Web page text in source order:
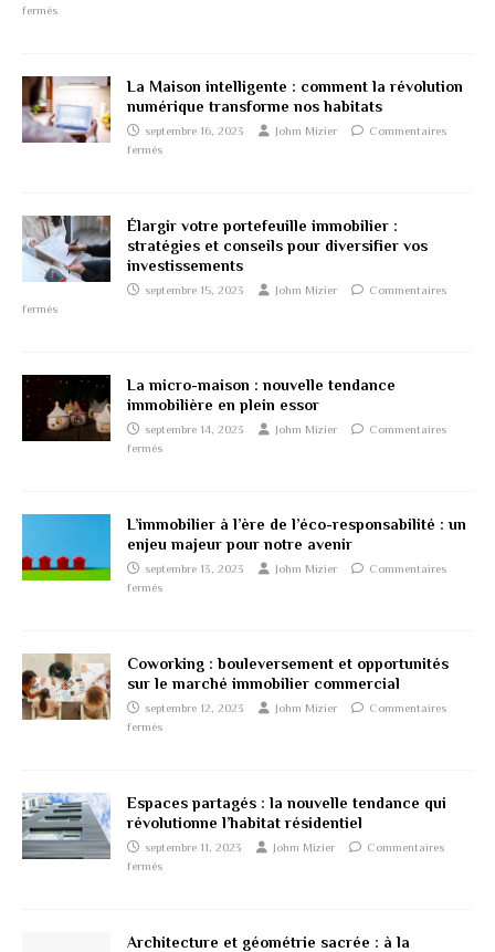
fermés
La Maison intelligente : comment la révolution
numérique transforme nos habitats
septembre 16, 2023 Johm Mizier
Commentaires
fermés
Élargir votre portefeuille immobilier :
stratégies et conseils pour diversifier vos
investissements
septembre 15, 2023 Johm Mizier
Commentaires
fermés
La micro-maison : nouvelle tendance
immobilière en plein essor
septembre 14, 2023 Johm Mizier
Commentaires
fermés
L’immobilier à l’ère de l’éco-responsabilité : un
enjeu majeur pour notre avenir
septembre 13, 2023 Johm Mizier
Commentaires
fermés
Coworking : bouleversement et opportunités
sur le marché immobilier commercial
septembre 12, 2023 Johm Mizier
Commentaires
fermés
Espaces partagés : la nouvelle tendance qui
révolutionne l’habitat résidentiel
septembre 11, 2023 Johm Mizier
Commentaires
fermés
Architecture et géométrie sacrée : à la